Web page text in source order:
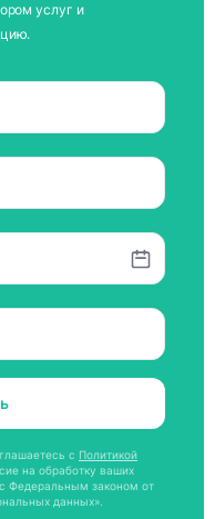
услуг и
с Политикой
на обработку ваших
Федеральным законом от
данных».